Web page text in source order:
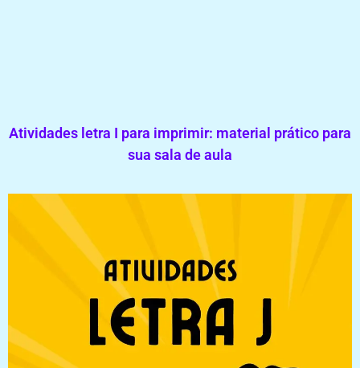
Atividades letra I para imprimir: material prático para
sua sala de aula